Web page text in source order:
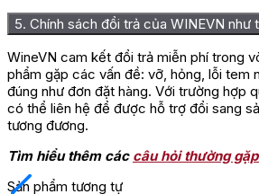
5. Chính sách đổi trả của WINEVN như
WineVN cam kết đổi trả miễn phí trong
phẩm gặp các vấn đề: vỡ, hỏng, lỗi tem
đúng như đơn đặt hàng. Với trường hợp
có thể liên hệ để được hỗ trợ đổi sang
tương đương.
Tìm hiểu thêm các câu hỏi thường
Sản phẩm tương tự